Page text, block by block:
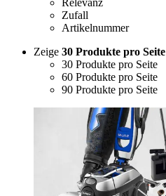
Zufall
Artikelnummer
Zeige 30 Produkte pro Seite
30 Produkte pro Seite
60 Produkte pro Seite
90 Produkte pro Seite